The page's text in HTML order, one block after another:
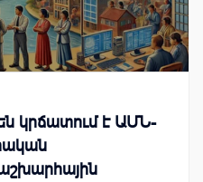
կրճատում է ԱՄՆ-